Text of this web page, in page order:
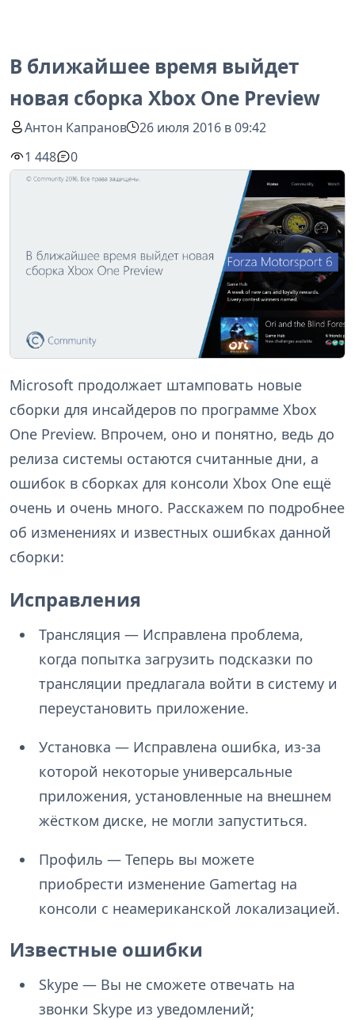
В ближайшее время выйдет
новая сборка Xbox One Preview
Антон Капранов
26 июля 2016 в 09:42
1 448
0
Microsoft продолжает штамповать новые
сборки для инсайдеров по программе Xbox
One Preview. Впрочем, оно и понятно, ведь до
релиза системы остаются считанные дни, а
ошибок в сборках для консоли Xbox One ещё
очень и очень много. Расскажем по подробнее
об изменениях и известных ошибках данной
сборки:
Исправления
Трансляция — Исправлена проблема,
когда попытка загрузить подсказки по
трансляции предлагала войти в систему и
переустановить приложение.
Установка — Исправлена ошибка, из-за
которой некоторые универсальные
приложения, установленные на внешнем
жёстком диске, не могли запуститься.
Профиль — Теперь вы можете
приобрести изменение Gamertag на
консоли с неамериканской локализацией.
Известные ошибки
Skype — Вы не сможете отвечать на
звонки Skype из уведомлений;